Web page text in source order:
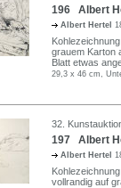
196 Albert
Albert Hertel
grauem Karton
Blatt etwas
29,3 x 46 cm,
32.
197 Albert
Albert Hertel
vollrandig auf